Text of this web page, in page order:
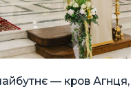
— кров